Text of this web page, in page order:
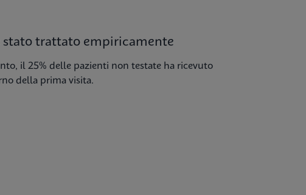
stato trattato empiricamente
il 25% delle pazienti non testate ha ricevuto
della prima visita.